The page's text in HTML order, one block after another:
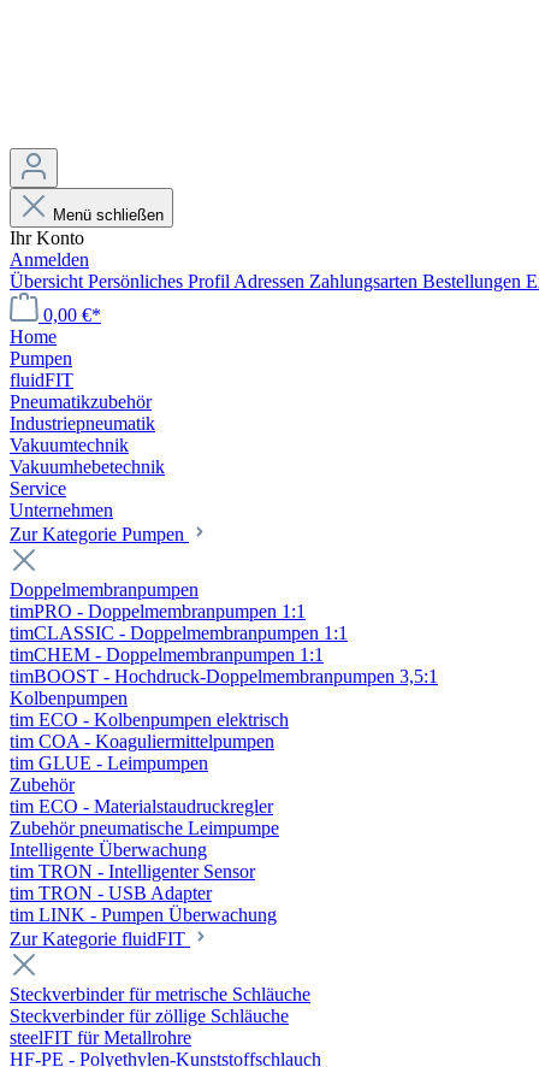
Menü schließen
Ihr Konto
Anmelden
Übersicht Persönliches Profil Adressen Zahlungsarten Bestellungen
0,00 €*
Home
Pumpen
fluidFIT
Pneumatikzubehör
Industriepneumatik
Vakuumtechnik
Vakuumhebetechnik
Service
Unternehmen
Zur Kategorie Pumpen
Doppelmembranpumpen
timPRO - Doppelmembranpumpen 1:1
timCLASSIC - Doppelmembranpumpen 1:1
timCHEM - Doppelmembranpumpen 1:1
timBOOST - Hochdruck-Doppelmembranpumpen 3,5:1
Kolbenpumpen
tim ECO - Kolbenpumpen elektrisch
tim COA - Koaguliermittelpumpen
tim GLUE - Leimpumpen
Zubehör
tim ECO - Materialstaudruckregler
Zubehör pneumatische Leimpumpe
Intelligente Überwachung
tim TRON - Intelligenter Sensor
tim TRON - USB Adapter
tim LINK - Pumpen Überwachung
Zur Kategorie fluidFIT
Steckverbinder für metrische Schläuche
Steckverbinder für zöllige Schläuche
steelFIT für Metallrohre
HF-PE - Polyethylen-Kunststoffschlauch